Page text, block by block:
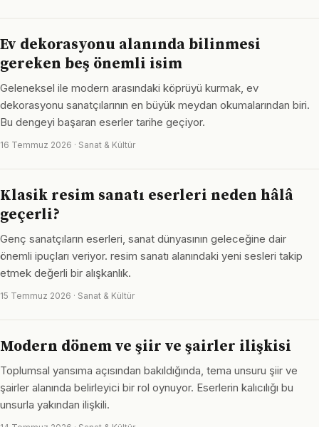
Ev dekorasyonu alanında bilinmesi
gereken beş önemli isim
Geleneksel ile modern arasındaki köprüyü kurmak, ev
dekorasyonu sanatçılarının en büyük meydan okumalarından biri.
Bu dengeyi başaran eserler tarihe geçiyor.
16 Temmuz 2026 · Sanat & Kültür
Klasik resim sanatı eserleri neden hâlâ
geçerli?
Genç sanatçıların eserleri, sanat dünyasının geleceğine dair
önemli ipuçları veriyor. resim sanatı alanındaki yeni sesleri takip
etmek değerli bir alışkanlık.
15 Temmuz 2026 · Sanat & Kültür
Modern dönem ve şiir ve şairler ilişkisi
Toplumsal yansıma açısından bakıldığında, tema unsuru şiir ve
şairler alanında belirleyici bir rol oynuyor. Eserlerin kalıcılığı bu
unsurla yakından ilişkili.